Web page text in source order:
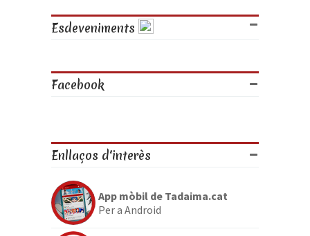
Esdeveniments
Facebook
Enllaços d'interès
App mòbil de Tadaima.cat
Per a Android